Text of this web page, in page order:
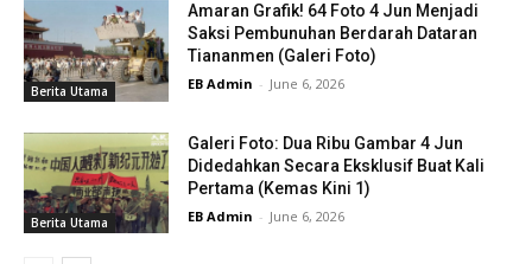
Berita Utama
Amaran Grafik! 64 Foto 4 Jun Menjadi
Saksi Pembunuhan Berdarah Dataran
Tiananmen (Galeri Foto)
EB Admin - June 6, 2026
Berita Utama
Galeri Foto: Dua Ribu Gambar 4 Jun
Didedahkan Secara Eksklusif Buat Kali
Pertama (Kemas Kini 1)
EB Admin - June 6, 2026